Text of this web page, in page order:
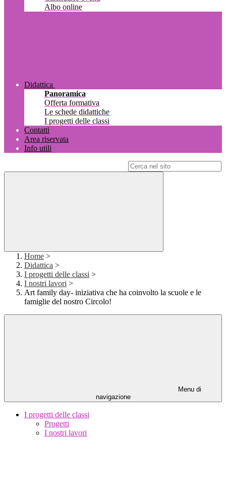
Albo online
Didattica
Panoramica
Offerta formativa
Le schede didattiche
I progetti delle classi
Contatti
Area riservata
Info utili
Home >
Didattica >
I progetti delle classi >
I nostri lavori >
Art family day- iniziativa che ha coinvolto la scuole e le
famiglie del nostro Circolo!
Menu di
navigazione
I progetti delle classi
Progetti
I nostri lavori